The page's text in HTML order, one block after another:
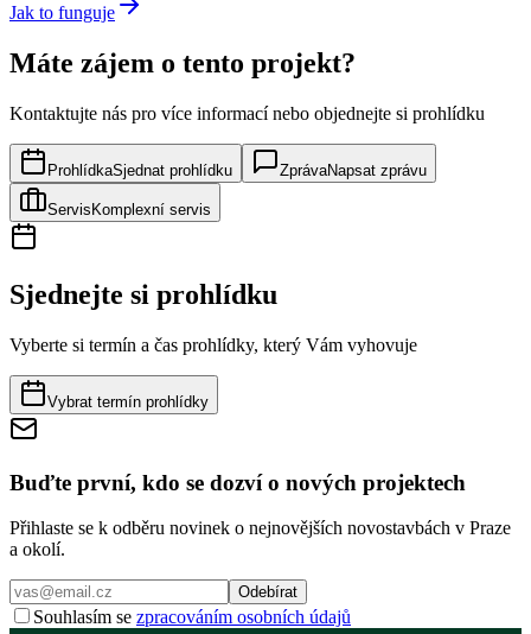
Jak to funguje
Máte zájem o tento projekt?
Kontaktujte nás pro více informací nebo objednejte si prohlídku
ProhlídkaSjednat prohlídku ZprávaNapsat zprávu
Servis Komplexní servis
Sjednejte si prohlídku
Vyberte si termín a čas prohlídky, který Vám vyhovuje
Vybrat termín prohlídky
Buďte první, kdo se dozví o nových projektech
Přihlaste se k odběru novinek o nejnovějších novostavbách v Praze
a okolí.
Odebírat
Souhlasím se zpracováním osobních údajů